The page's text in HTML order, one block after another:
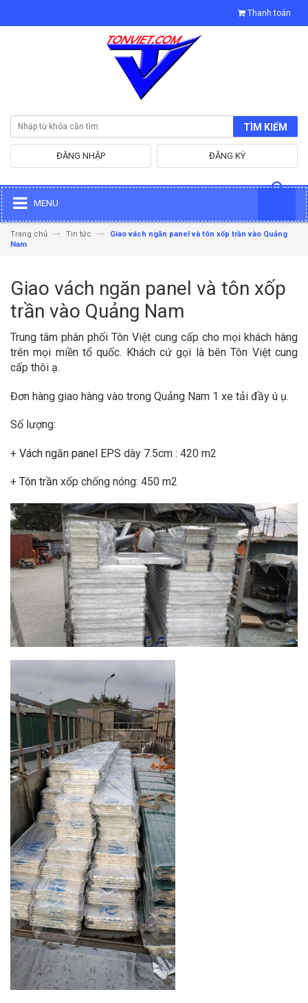
Thanh toán
TÌM KIẾM
ĐĂNG KÝ
ĐĂNG NHẬP
MENU
Trang chủ Tin tức
Giao vách ngăn panel và tôn xốp trần vào Quảng
Nam
Giao vách ngăn panel và tôn xốp
trần vào Quảng Nam
Trung tâm phân phối Tôn Việt cung cấp cho mọi khách hàng
trên mọi miền tổ quốc. Khách cứ gọi là bên Tôn Việt cung
cấp thôi ạ.
Đơn hàng giao hàng vào trong Quảng Nam 1 xe tải đầy ú ụ.
Số lượng:
+ Vách ngăn panel EPS dày 7.5cm : 420 m2
+ Tôn trần xốp chống nóng: 450 m2